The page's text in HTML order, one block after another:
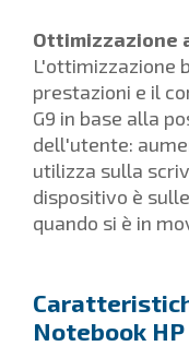
Ottimizzazione
L'ottimizzazione
prestazioni e il
G9 in base alla
dell'utente:
utilizza sulla
dispositivo è
quando si è in
Notebook